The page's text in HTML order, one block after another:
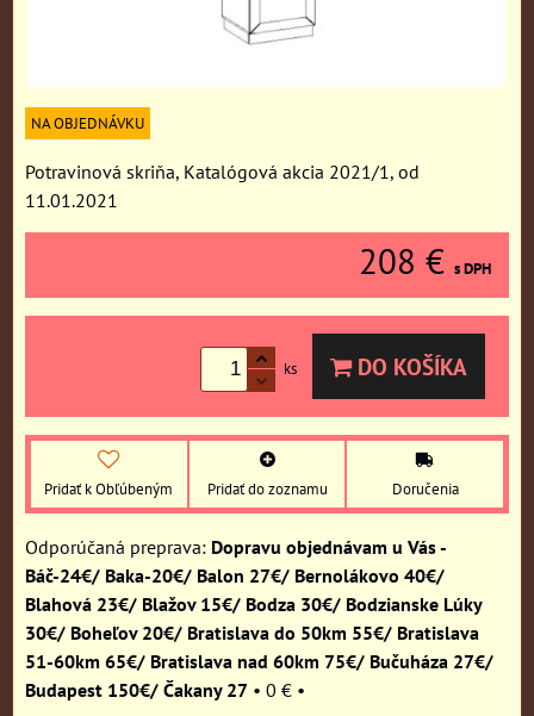
NA OBJEDNÁVKU
Potravinová skriňa, Katalógová akcia 2021/1, od
11.01.2021
208 € s DPH
ks DO KOŠÍKA
Pridať k Obľúbeným Pridať do zoznamu Doručenia
Dopravu objednávam u Vás -
Báč-24€/ Baka-20€/ Balon 27€/ Bernolákovo 40€/
Blahová 23€/ Blažov 15€/ Bodza 30€/ Bodzianske Lúky
30€/ Boheľov 20€/ Bratislava do 50km 55€/ Bratislava
51-60km 65€/ Bratislava nad 60km 75€/ Bučuháza 27€/
Budapest 150€/ Čakany 27 • 0 € •